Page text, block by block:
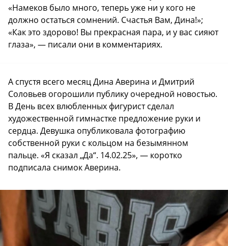
«Намеков было много, теперь уже ни у кого не
должно остаться сомнений. Счастья Вам, Дина!»;
«Как это здорово! Вы прекрасная пара, и у вас сияют
глаза», — писали они в комментариях.
А спустя всего месяц Дина Аверина и Дмитрий
Соловьев огорошили публику очередной новостью.
В День всех влюбленных фигурист сделал
художественной гимнастке предложение руки и
сердца. Девушка опубликовала фотографию
собственной руки с кольцом на безымянном
пальце. «Я сказал „Да“. 14.02.25», — коротко
подписала снимок Аверина.